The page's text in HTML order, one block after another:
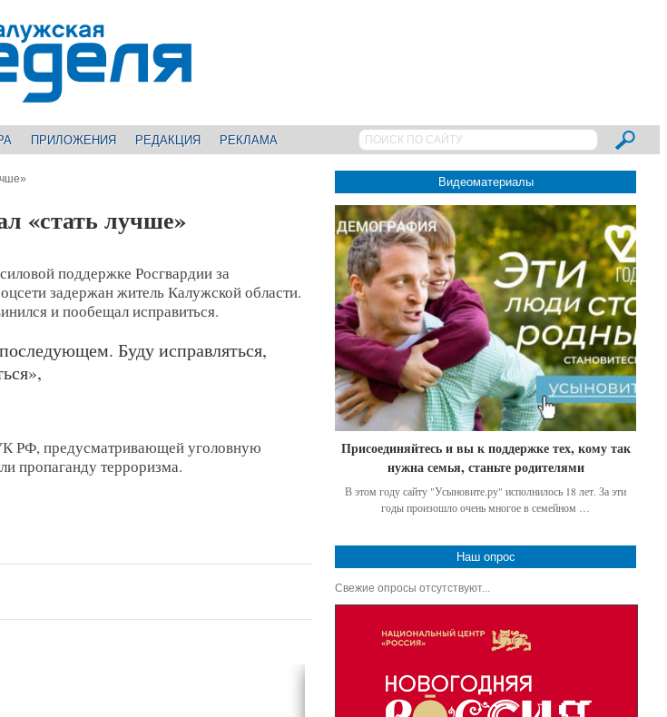
ПРИЛОЖЕНИЯ РЕДАКЦИЯ РЕКЛАМА
«стать лучше»
поддержке Росгвардии за
задержан житель Калужской области.
и пообещал исправиться.
Буду исправляться,
РФ, предусматривающей уголовную
пропаганду терроризма.
Видеоматериалы
Присоединяйтесь и вы к поддержке тех, кому так
нужна семья, станьте родителями
В этом году сайту "Усыновите.ру" исполнилось 18 лет. За эти
годы произошло очень многое в семейном …
Наш опрос
Свежие опросы отсутствуют...